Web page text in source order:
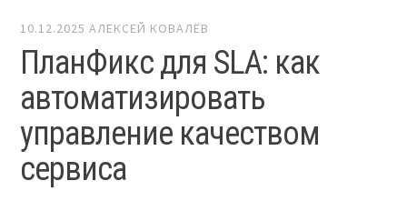
10.12.2025 АЛЕКСЕЙ КОВАЛЁВ
ПланФикс для SLA: как
автоматизировать
управление качеством
сервиса